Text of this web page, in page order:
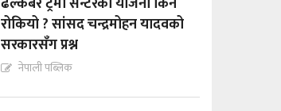
रोकियो ? सांसद चन्द्रमोहन यादवको
सरकारसँग प्रश्न
नेपाली पब्लिक